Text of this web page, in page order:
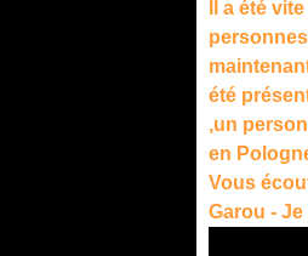
Il a été
été
,un
en
Vous
Garou -